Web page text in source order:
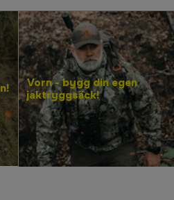
Vorn - bygg din egen
jaktryggsäck!